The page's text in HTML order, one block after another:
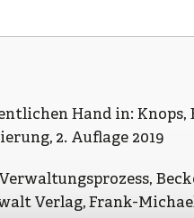
Hand in: Knops,
2. Auflage 2019
Verlag, Frank-